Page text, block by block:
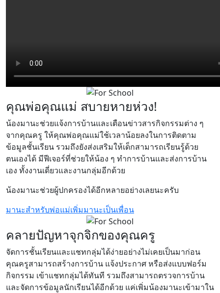
คุณพ่อคุณแม่ สบายหายห่วง!
น้องมานะช่วยแจ้งการบ้านและเตือนข่าวสารกิจกรรมต่าง ๆ
จากคุณครู ให้คุณพ่อคุณแม่ใช้เวลาน้อยลงในการติดตาม
ข้อมูลชั้นเรียน รวมถึงยังส่งเสริมให้เด็กสามารถเรียนรู้ด้วย
ตนเองได้ มีฟีเจอร์ที่ช่วยให้น้อง ๆ ทำการบ้านและส่งการบ้าน
เอง ทั้งงานเดี่ยวและงานกลุ่มอีกด้วย
น้องมานะช่วยผู้ปกครองได้อีกหลายอย่างเลยนะครับ
มานะสำหรับพ่อแม่เพิ่มมานะเป็นเพื่อน
คลายปัญหาจุกจิกของคุณครู
จัดการชั้นเรียนและแชทกลุ่มได้ง่ายอย่างไม่เคยเป็นมาก่อน
คุณครูสามารถสร้างการบ้าน แจ้งประกาศ หรือส่งแบบฟอร์ม
กิจกรรม เข้าแชทกลุ่มได้ทันที รวมถึงสามารถตรวจการบ้าน
และจัดการข้อมูลนักเรียนได้อีกด้วย แค่เพิ่มน้องมานะเข้ามาใน